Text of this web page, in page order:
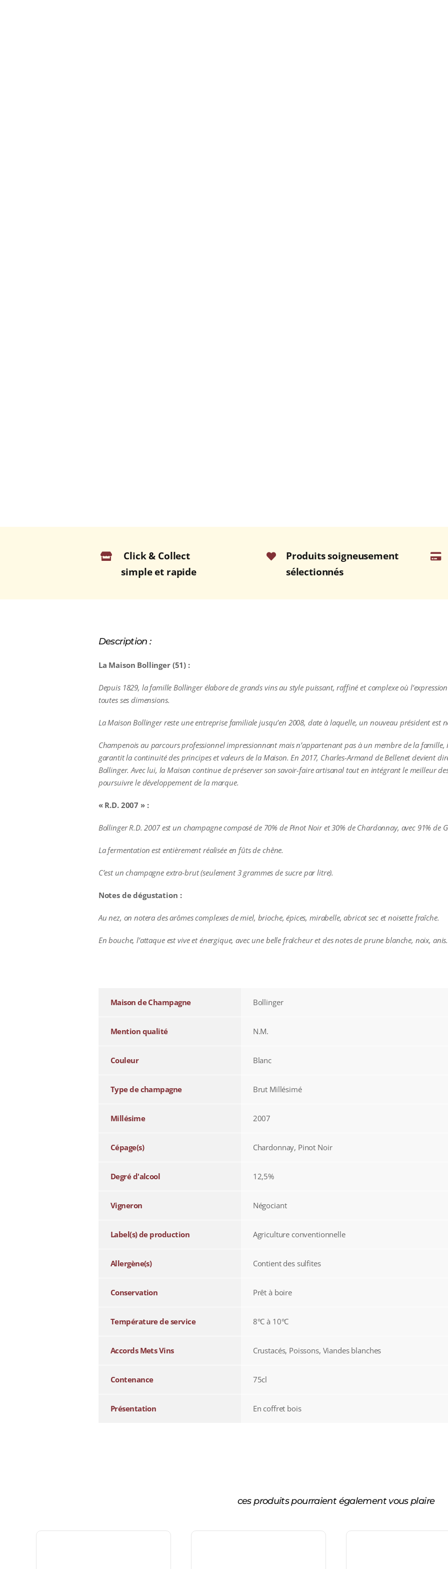
Click & Collect
simple et rapide
Produits soigneusement
sélectionnés
Description :
La Maison Bollinger (51) :
Depuis 1829, la famille Bollinger élabore de grands vins au style puissant, raffiné et complexe où
toutes ses dimensions.
La Maison Bollinger reste une entreprise familiale jusqu’en 2008, date à laquelle, un nouveau président est
Champenois au parcours professionnel impressionnant mais n’appartenant pas à un membre de la
garantit la continuité des principes et valeurs de la Maison. En 2017, Charles-Armand de Bellenet devient
Bollinger. Avec lui, la Maison continue de préserver son savoir-faire artisanal tout en intégrant le meilleur
poursuivre le développement de la marque.
« R.D. 2007 » :
Bollinger R.D. 2007 est un champagne composé de 70% de Pinot Noir et 30% de Chardonnay, avec 91% de
La fermentation est entièrement réalisée en fûts de chêne.
C’est un champagne extra-brut (seulement 3 grammes de sucre par litre).
Notes de dégustation :
Au nez, on notera des arômes complexes de miel, brioche, épices, mirabelle, abricot sec et noisette fraîche.
En bouche, l’attaque est vive et énergique, avec une belle fraîcheur et des notes de prune blanche, noix, anis.
Maison de Champagne Bollinger
Mention qualité N.M.
Couleur Blanc
Type de champagne Brut Millésimé
Millésime 2007
Cépage(s) Chardonnay, Pinot Noir
Degré d'alcool 12,5%
Vigneron Négociant
Label(s) de production Agriculture conventionnelle
Allergène(s) Contient des sulfites
Conservation Prêt à boire
Température de service 8°C à 10°C
Accords Mets Vins Crustacés, Poissons, Viandes blanches
Contenance 75cl
Présentation En coffret bois
ces produits pourraient également vous plaire